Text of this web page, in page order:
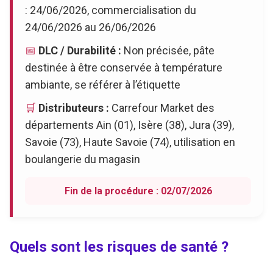
: 24/06/2026, commercialisation du
24/06/2026 au 26/06/2026
📅 DLC / Durabilité : Non précisée, pâte
destinée à être conservée à température
ambiante, se référer à l’étiquette
🛒 Distributeurs : Carrefour Market des
départements Ain (01), Isère (38), Jura (39),
Savoie (73), Haute Savoie (74), utilisation en
boulangerie du magasin
Fin de la procédure : 02/07/2026
Quels sont les risques de santé ?